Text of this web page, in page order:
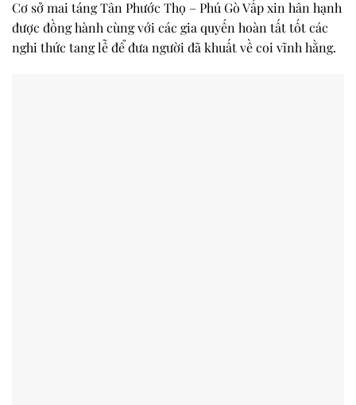
Cơ sở mai táng Tân Phước Thọ – Phú Gò Vấp xin hân hạnh
được đồng hành cùng với các gia quyến hoàn tất tốt các
nghi thức tang lễ để đưa người đã khuất về coi vĩnh hằng.